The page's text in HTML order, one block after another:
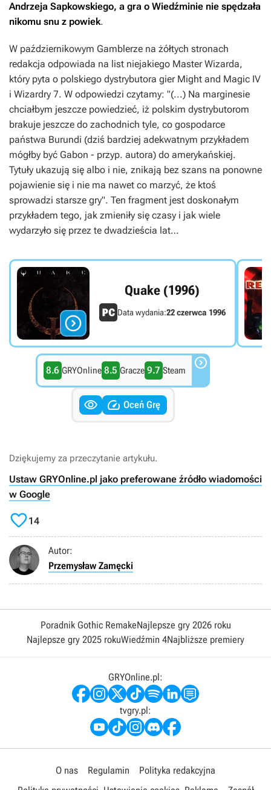
Andrzeja Sapkowskiego, a gra o Wiedźminie nie spędzała
nikomu snu z powiek.
W październikowym Gamblerze na żółtych stronach
redakcja odpowiada na list niejakiego Master Wizarda,
który pyta o polskiego dystrybutora gier Might and Magic IV
i Wizardry 7. W odpowiedzi czytamy: "(...) Na marginesie
chciałbym jeszcze powiedzieć, iż polskim dystrybutorom
brakuje jeszcze do zachodnich tyle, co gospodarce
państwa Burundi (dziś bardziej adekwatnym przykładem
mógłby być Gabon - przyp. autora) do amerykańskiej.
Tytuły ukazują się albo i nie, znikają bez szans na ponowne
pojawienie się i nie ma nawet co marzyć, że ktoś
sprowadzi starsze gry". Ten fragment jest doskonałym
przykładem tego, jak zmieniły się czasy i jak wiele
wydarzyło się przez te dwadzieścia lat…

Quake (1996)
Data wydania:22 czerwca 1996
8.6 GRYOnline 8.5 Gracze 9.7 Steam 
  Oceń Grę
Dziękujemy za przeczytanie artykułu.
Ustaw GRYOnline.pl jako preferowane źródło wiadomości
w Google
14
Autor:
Przemysław Zamęcki
Poradnik Gothic RemakeNajlepsze gry 2026 roku
Najlepsze gry 2025 rokuWiedźmin 4Najbliższe premiery
GRYOnline.pl:
tvgry.pl:
O nas Regulamin
Polityka redakcyjna